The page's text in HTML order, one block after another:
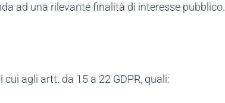
ad una rilevante finalità di interesse pubblico.
agli artt. da 15 a 22 GDPR, quali: